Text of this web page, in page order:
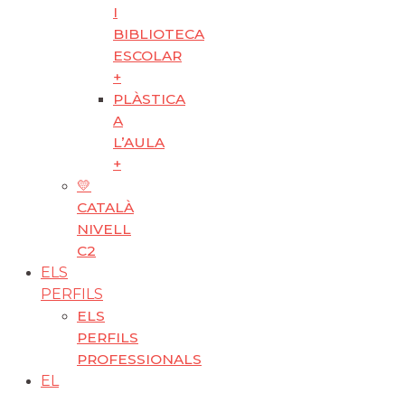
I
BIBLIOTECA
ESCOLAR
+
PLÀSTICA
A
L’AULA
+
💛
CATALÀ
NIVELL
C2
ELS
PERFILS
ELS
PERFILS
PROFESSIONALS
EL